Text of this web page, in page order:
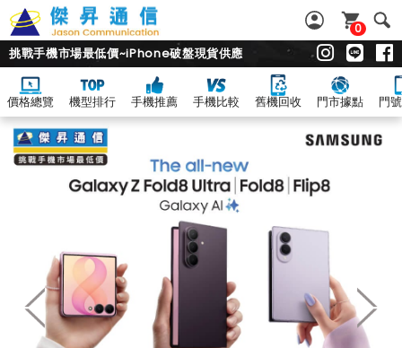
0
挑戰手機市場最低價~iPhone破盤現貨供應
價格總覽 機型排行 手機推薦 手機比較 舊機回收 門市據點 門